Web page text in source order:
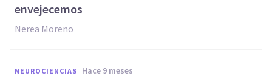
envejecemos
Nerea Moreno
NEUROCIENCIAS hace 9 meses